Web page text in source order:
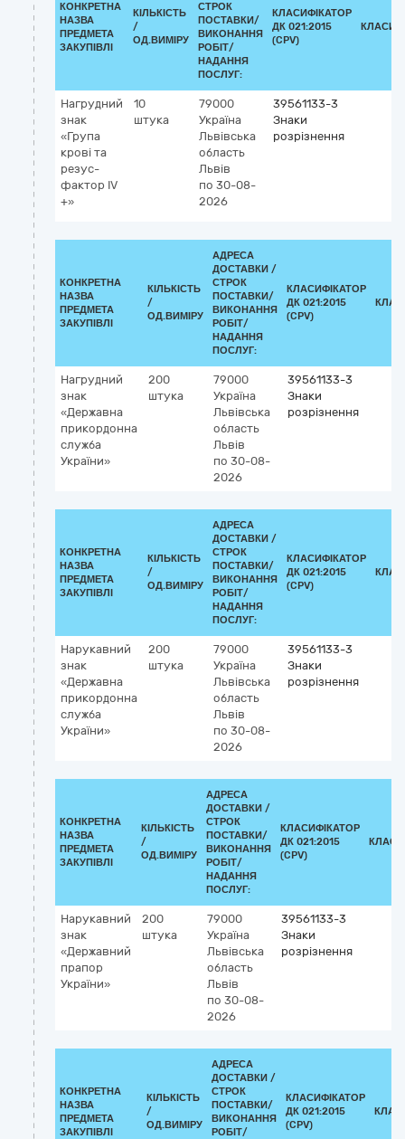
КОНКРЕТНА
НАЗВА
ПРЕДМЕТА
ЗАКУПІВЛІ
КІЛЬКІСТЬ
/
ОД.ВИМІРУ
СТРОК
ПОСТАВКИ/
ВИКОНАННЯ
РОБІТ/
НАДАННЯ
ПОСЛУГ:
КЛАСИФІКАТОР
ДК 021:2015
(CPV)
Нагрудний
знак
«Група
крові та
резус-
фактор ІV
+»
10
штука
79000
Україна
Львівська
область
Львів
по 30-08-
2026
39561133-3
Знаки
розрізнення
КОНКРЕТНА
НАЗВА
ПРЕДМЕТА
ЗАКУПІВЛІ
КІЛЬКІСТЬ
/
ОД.ВИМІРУ
АДРЕСА
ДОСТАВКИ /
СТРОК
ПОСТАВКИ/
ВИКОНАННЯ
РОБІТ/
НАДАННЯ
ПОСЛУГ:
КЛАСИФІКАТОР
ДК 021:2015
(CPV)
Нагрудний
знак
«Державна
прикордонна
служба
України»
200
штука
79000
Україна
Львівська
область
Львів
по 30-08-
2026
39561133-3
Знаки
розрізнення
КОНКРЕТНА
НАЗВА
ПРЕДМЕТА
ЗАКУПІВЛІ
КІЛЬКІСТЬ
/
ОД.ВИМІРУ
АДРЕСА
ДОСТАВКИ /
СТРОК
ПОСТАВКИ/
ВИКОНАННЯ
РОБІТ/
НАДАННЯ
ПОСЛУГ:
КЛАСИФІКАТОР
ДК 021:2015
(CPV)
Нарукавний
знак
«Державна
прикордонна
служба
України»
200
штука
79000
Україна
Львівська
область
Львів
по 30-08-
2026
39561133-3
Знаки
розрізнення
КОНКРЕТНА
НАЗВА
ПРЕДМЕТА
ЗАКУПІВЛІ
КІЛЬКІСТЬ
/
ОД.ВИМІРУ
АДРЕСА
ДОСТАВКИ /
СТРОК
ПОСТАВКИ/
ВИКОНАННЯ
РОБІТ/
НАДАННЯ
ПОСЛУГ:
КЛАСИФІКАТОР
ДК 021:2015
(CPV)
Нарукавний
знак
«Державний
прапор
України»
200
штука
79000
Україна
Львівська
область
Львів
по 30-08-
2026
39561133-3
Знаки
розрізнення
КОНКРЕТНА
НАЗВА
ПРЕДМЕТА
ЗАКУПІВЛІ
КІЛЬКІСТЬ
/
ОД.ВИМІРУ
АДРЕСА
ДОСТАВКИ /
СТРОК
ПОСТАВКИ/
ВИКОНАННЯ
РОБІТ/
КЛАСИФІКАТОР
ДК 021:2015
(CPV)